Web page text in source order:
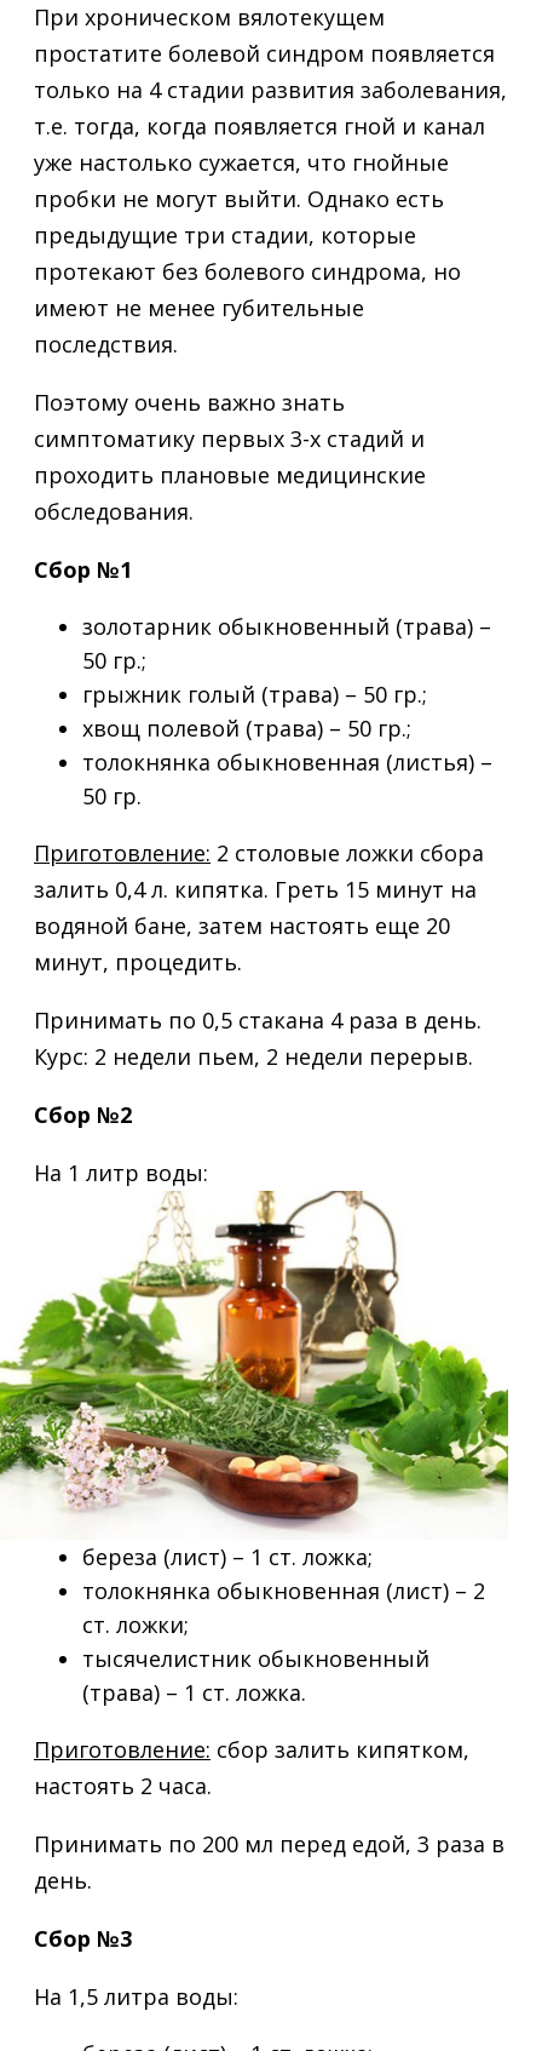
При хроническом вялотекущем
простатите болевой синдром появляется
только на 4 стадии развития заболевания,
т.е. тогда, когда появляется гной и канал
уже настолько сужается, что гнойные
пробки не могут выйти. Однако есть
предыдущие три стадии, которые
протекают без болевого синдрома, но
имеют не менее губительные
последствия.
Поэтому очень важно знать
симптоматику первых 3-х стадий и
проходить плановые медицинские
обследования.
Сбор №1
золотарник обыкновенный (трава) –
50 гр.;
грыжник голый (трава) – 50 гр.;
хвощ полевой (трава) – 50 гр.;
толокнянка обыкновенная (листья) –
50 гр.
Приготовление: 2 столовые ложки сбора
залить 0,4 л. кипятка. Греть 15 минут на
водяной бане, затем настоять еще 20
минут, процедить.
Принимать по 0,5 стакана 4 раза в день.
Курс: 2 недели пьем, 2 недели перерыв.
Сбор №2
На 1 литр воды:
береза (лист) – 1 ст. ложка;
толокнянка обыкновенная (лист) – 2
ст. ложки;
тысячелистник обыкновенный
(трава) – 1 ст. ложка.
Приготовление: сбор залить кипятком,
настоять 2 часа.
Принимать по 200 мл перед едой, 3 раза в
день.
Сбор №3
На 1,5 литра воды: